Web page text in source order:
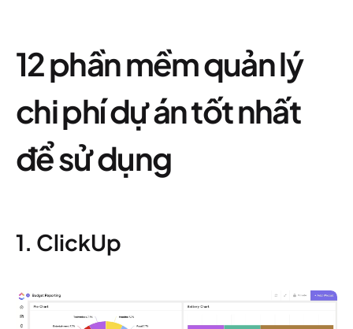
12 phần mềm quản lý
chi phí dự án tốt nhất
để sử dụng
1. ClickUp